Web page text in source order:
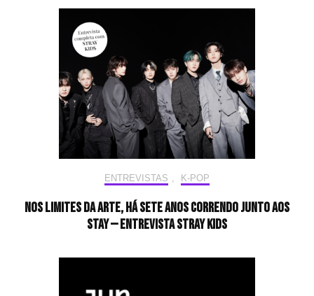
ENTREVISTAS , K-POP
Nos limites da arte, há sete anos correndo junto aos
STAY — Entrevista Stray Kids